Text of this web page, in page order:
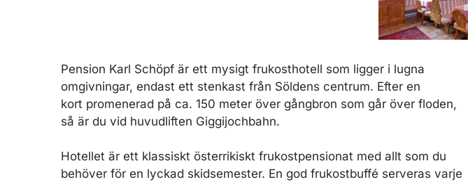
Pension Karl Schöpf är ett mysigt frukosthotell som ligger i lugna
omgivningar, endast ett stenkast från Söldens centrum. Efter en
kort promenerad på ca. 150 meter över gångbron som går över floden,
så är du vid huvudliften Giggijochbahn.
Hotellet är ett klassiskt österrikiskt frukostpensionat med allt som du
behöver för en lyckad skidsemester. En god frukostbuffé serveras varje